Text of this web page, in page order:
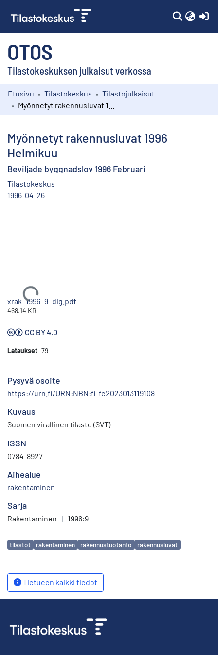
OTOS
Tilastokeskuksen julkaisut verkossa
Kokoelmat
Etusivu Tilastokeskus
Tilastojulkaisut
Myönnetyt rakennusluvat 1996
Helmikuu
Beviljade byggnadslov 1996 Februari
Tilastokeskus
1996-04-26
Ladataan...
xrak_1996_9_dig.pdf
468.14 KB
CC BY 4.0
Lataukset 79
Pysyvä osoite
https://urn.fi/URN:NBN:fi-fe2023013119108
Kuvaus
Suomen virallinen tilasto (SVT)
ISSN
0784-8927
Aihealue
rakentaminen
Sarja
Rakentaminen | 1996:9
Avainsanat
tilastot rakentaminen rakennustuotanto rakennusluvat
Tietueen kaikki tiedot